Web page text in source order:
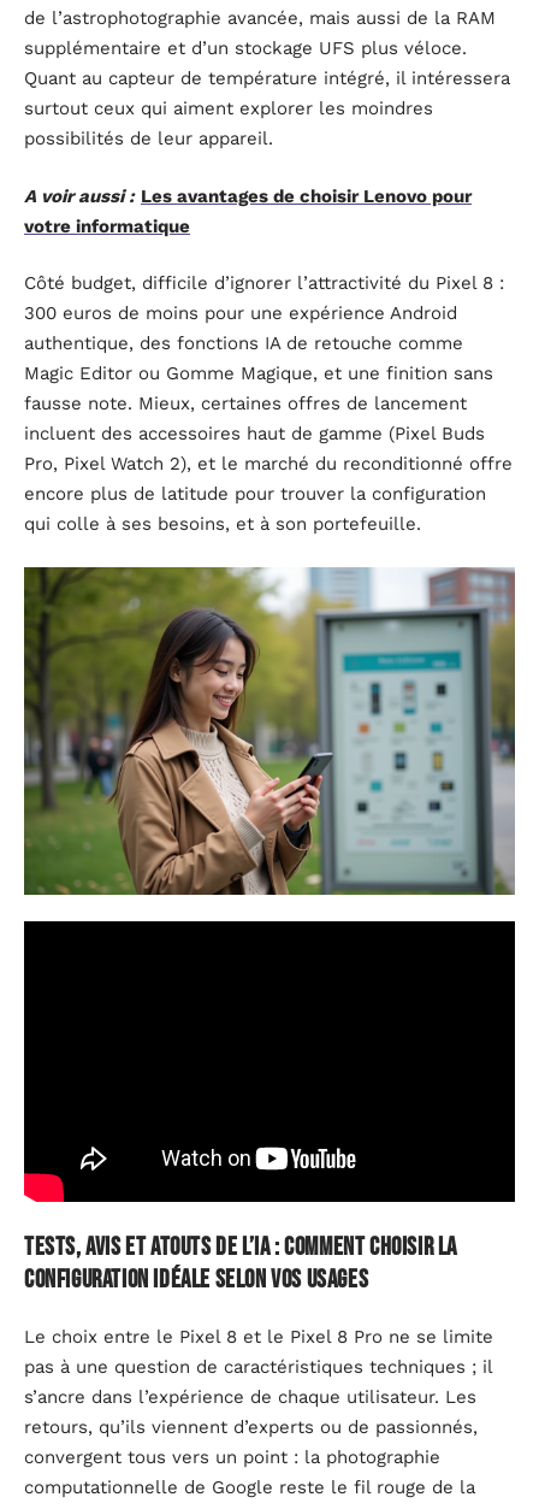
de l’astrophotographie avancée, mais aussi de la RAM
supplémentaire et d’un stockage UFS plus véloce.
Quant au capteur de température intégré, il intéressera
surtout ceux qui aiment explorer les moindres
possibilités de leur appareil.
A voir aussi : Les avantages de choisir Lenovo pour
votre informatique
Côté budget, difficile d’ignorer l’attractivité du Pixel 8 :
300 euros de moins pour une expérience Android
authentique, des fonctions IA de retouche comme
Magic Editor ou Gomme Magique, et une finition sans
fausse note. Mieux, certaines offres de lancement
incluent des accessoires haut de gamme (Pixel Buds
Pro, Pixel Watch 2), et le marché du reconditionné offre
encore plus de latitude pour trouver la configuration
qui colle à ses besoins, et à son portefeuille.
Tests, avis et atouts de l’IA : comment choisir la
configuration idéale selon vos usages
Le choix entre le Pixel 8 et le Pixel 8 Pro ne se limite
pas à une question de caractéristiques techniques ; il
s’ancre dans l’expérience de chaque utilisateur. Les
retours, qu’ils viennent d’experts ou de passionnés,
convergent tous vers un point : la photographie
computationnelle de Google reste le fil rouge de la